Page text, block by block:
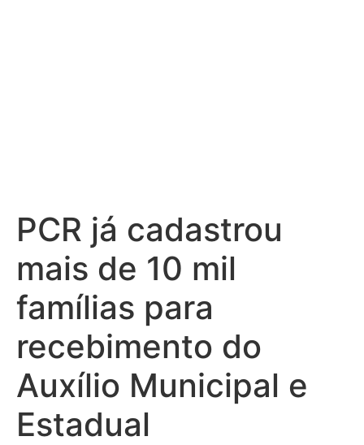
PCR já cadastrou
mais de 10 mil
famílias para
recebimento do
Auxílio Municipal e
Estadual